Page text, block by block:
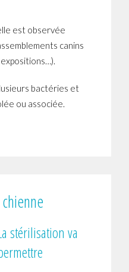
est observée
canins
bactéries et
ou associée.
stérilisation va